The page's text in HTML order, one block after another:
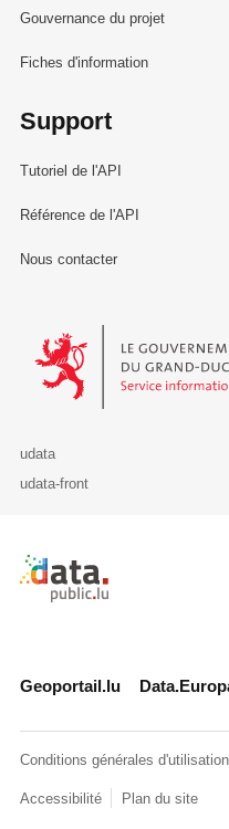
Gouvernance du projet
Fiches d'information
Support
Tutoriel de l'API
Référence de l'API
Nous contacter
Le Gouvernement du
udata
udata-front
Retour à l'accueil de
Geoportail.lu
Conditions générales
Accessibilité Plan du site